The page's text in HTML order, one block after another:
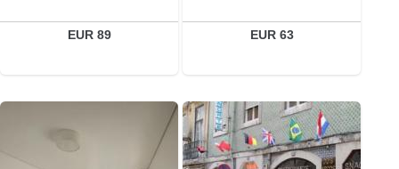
EUR 89 EUR 63
3 opiniões 5 opiniões